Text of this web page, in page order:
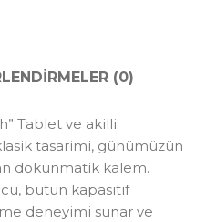
(0)
Tablet ve akilli
tasarimi, günümüzün
dokunmatik kalem.
bütün kapasitif
deneyimi sunar ve